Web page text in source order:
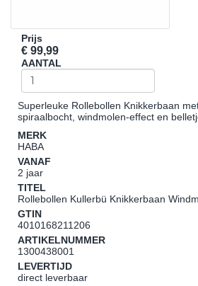
Prijs
€ 99,99
AANTAL
Superleuke Rollebollen Knikkerbaan
spiraalbocht, windmolen-effect en
MERK
HABA
VANAF
2 jaar
TITEL
Rollebollen Kullerbü Knikkerbaan
GTIN
4010168211206
ARTIKELNUMMER
1300438001
LEVERTIJD
direct leverbaar